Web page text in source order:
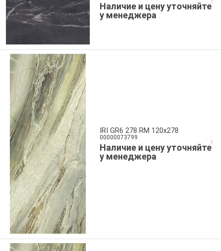
Наличие и цену уточняйте
у менеджера
IRI GR6 278 RM 120x278
00000073799
Наличие и цену уточняйте
у менеджера